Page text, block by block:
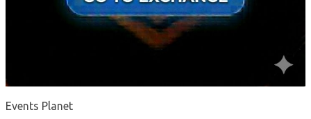
Events Planet